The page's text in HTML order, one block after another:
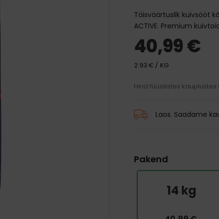
jalanõud
Transpordikotid
Auto jaoks
ja palsamid
hooldus
hammaste ja
Kaelarihmad
Rihmad
Täisväärtuslik kuivsööt
ACTIVE. Premium
40,99 €
2.93 € / KG
Hind füüsilistes
Laos. Saadame
Pakend
14 kg